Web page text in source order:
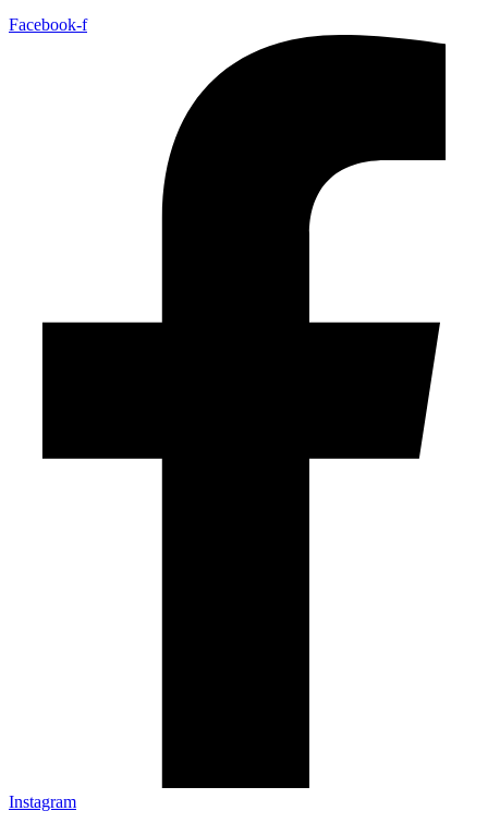
Facebook-f
Instagram